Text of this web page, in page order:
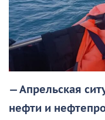
— Апрельская
нефти и